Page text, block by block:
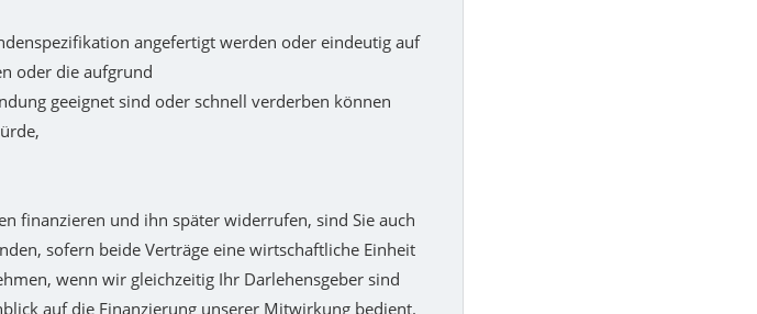
angefertigt werden oder eindeutig auf
oder die aufgrund
geeignet sind oder schnell verderben können
finanzieren und ihn später widerrufen, sind Sie auch
sofern beide Verträge eine wirtschaftliche Einheit
wenn wir gleichzeitig Ihr Darlehensgeber sind
auf die Finanzierung unserer Mitwirkung bedient.